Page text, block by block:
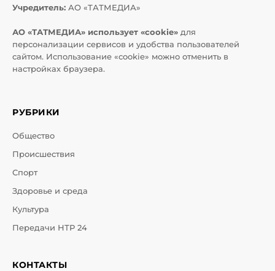
Учредитель: АО «ТАТМЕДИА»
АО «ТАТМЕДИА» использует «cookie» для
персонализации сервисов и удобства пользователей
сайтом. Использование «cookie» можно отменить в
настройках браузера.
РУБРИКИ
Общество
Происшествия
Спорт
Здоровье и среда
Культура
Передачи НТР 24
КОНТАКТЫ